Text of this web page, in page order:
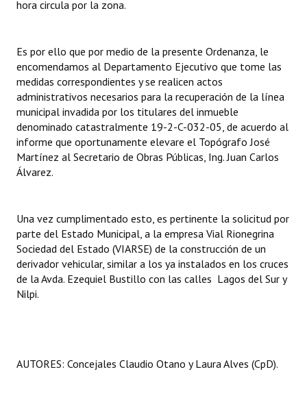
Resoluciones
Resoluciones de Presidencia
INSTITUCIONAL
Antiguos Pobladores
Noticias Destacadas
Datos Históricos
Premio al Mérito - Registro
Audiencias Públicas - Registro
Ciudadano Ilustre - Registro
hora circula por la zona.
Es por ello que por medio de la presente Ordenanza, le
encomendamos al Departamento Ejecutivo que tome las
medidas correspondientes y se realicen actos
administrativos necesarios para la recuperación de la línea
municipal invadida por los titulares del inmueble
denominado catastralmente 19-2-C-032-05, de acuerdo al
informe que oportunamente elevare el Topógrafo José
Martínez al Secretario de Obras Públicas, Ing. Juan Carlos
Álvarez.
Una vez cumplimentado esto, es pertinente la solicitud por
parte del Estado Municipal, a la empresa Vial Rionegrina
Sociedad del Estado (VIARSE) de la construcción de un
derivador vehicular, similar a los ya instalados en los cruces
de la Avda. Ezequiel Bustillo con las calles Lagos del Sur y
Nilpi.
AUTORES: Concejales Claudio Otano y Laura Alves (CpD).